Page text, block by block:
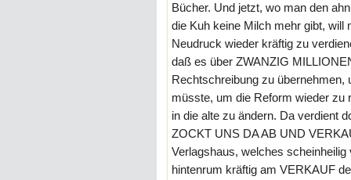
Bücher. Und jetzt, wo man den
die Kuh keine Milch mehr gibt,
Neudruck wieder kräftig zu
daß es über ZWANZIG
Rechtschreibung zu übernehmen,
müsste, um die Reform wieder zu
in die alte zu ändern. Da verdient
ZOCKT UNS DA AB UND
Verlagshaus, welches
hintenrum kräftig am VERKAUF